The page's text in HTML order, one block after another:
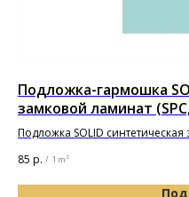
Подложка-гармошка
замковой ламинат
1,5мм
Подложка SOLID
85 р. / 1 m²